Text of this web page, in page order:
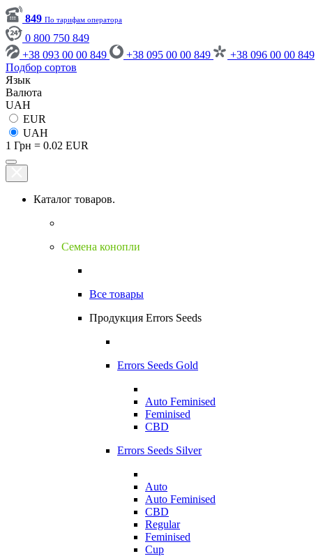
849 По тарифам оператора
0 800 750 849
+38 093 00 00 849
+38 095 00 00 849
+38 096 00 00 849
Подбор сортов
Язык
Валюта
UAH
EUR
UAH
1 Грн = 0.02 EUR
Каталог товаров.
Семена конопли
Все товары
Продукция Errors Seeds
Errors Seeds Gold
Auto Feminised
Feminised
CBD
Errors Seeds Silver
Auto
Auto Feminised
CBD
Regular
Feminised
Cup